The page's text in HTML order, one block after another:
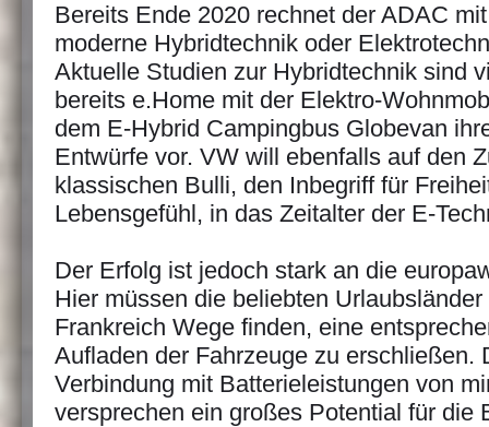
Bereits Ende 2020 rechnet der ADAC
moderne Hybridtechnik oder
Aktuelle Studien zur Hybridtechnik sind
bereits e.Home mit der Elektro-
dem E-Hybrid Campingbus Globevan
Entwürfe vor. VW will ebenfalls auf den
klassischen Bulli, den Inbegriff für
Lebensgefühl, in das Zeitalter der E-
Der Erfolg ist jedoch stark an die
Hier müssen die beliebten
Frankreich Wege finden, eine
Aufladen der Fahrzeuge zu erschließen.
Verbindung mit Batterieleistungen von
versprechen ein großes Potential für die